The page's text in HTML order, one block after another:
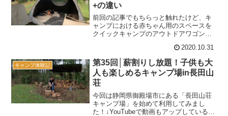
+の違い
前回の記事でもちらっと触れたけど、キ
ャンプにおける赤ちゃん用のスペースを
クイックキャンプのアウトドアワゴンか
ード＋」にグレードアップさせてみた。
もともと我が家では「スクリーンIGシェ
ード」というシルエッ...
2020.10.31
キャンプ体験記
第35回│薪割りし放題！子供も大
人も楽しめるキャンプ場in長田山
荘
今回は静岡県御殿場市にある「長田山荘
キャンプ場」を始めて利用してみまし
た！↓YouTubeで動画もアップしているの